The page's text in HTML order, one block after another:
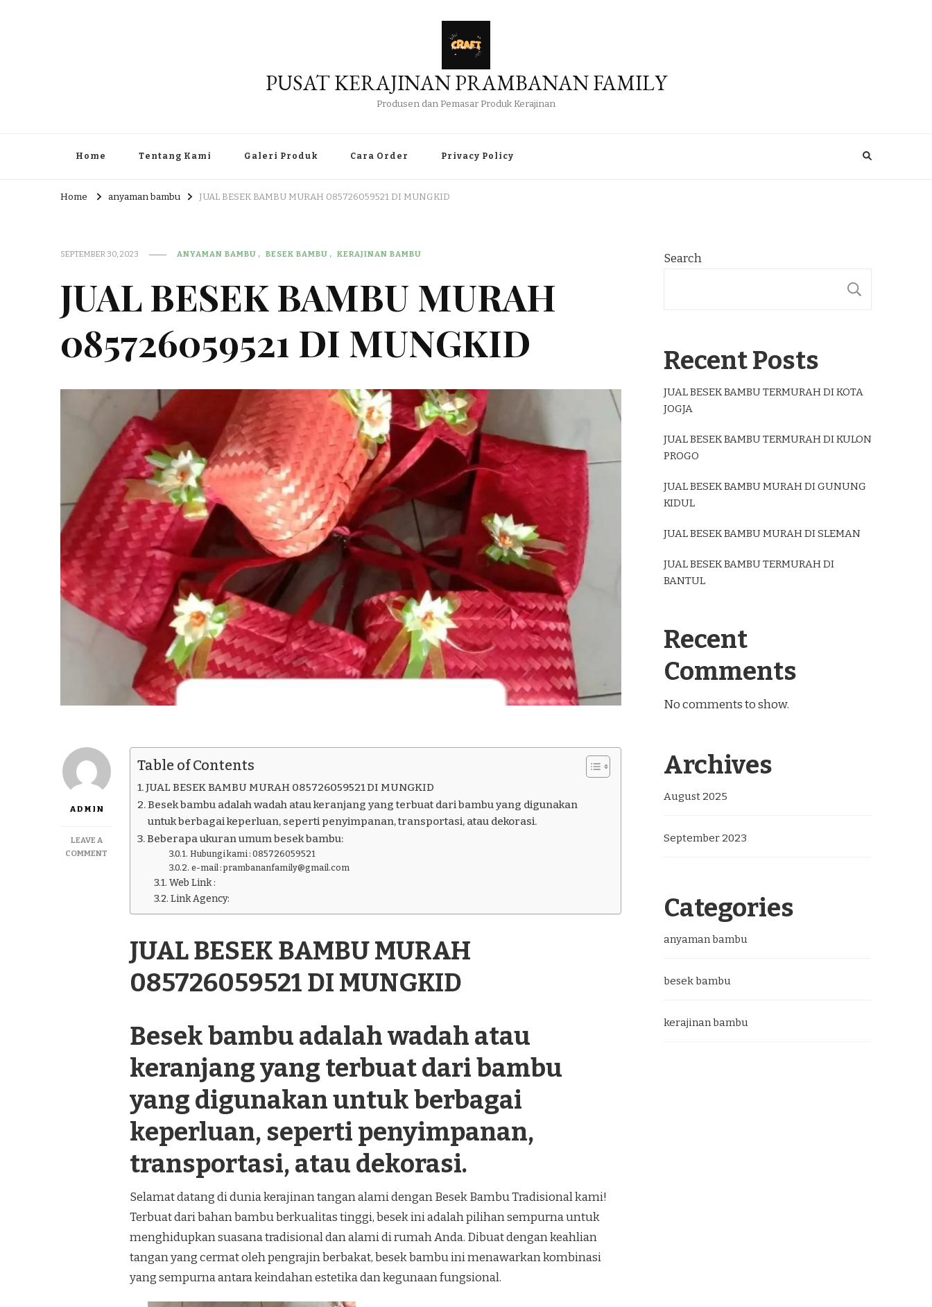
PUSAT KERAJINAN PRAMBANAN FAMILY
Produsen dan Pemasar Produk Kerajinan
Home Tentang Kami Galeri Produk Cara Order Privacy Policy
Home anyaman bambu JUAL BESEK BAMBU MURAH 085726059521 DI MUNGKID
SEPTEMBER 30, 2023 ANYAMAN BAMBU BESEK BAMBU KERAJINAN BAMBU
JUAL BESEK BAMBU MURAH
085726059521 DI MUNGKID
ADMIN
LEAVE A
COMMENT
MUNGKID
Table of Contents
JUAL BESEK BAMBU MURAH 085726059521 DI MUNGKID
Besek bambu adalah wadah atau keranjang yang terbuat dari bambu yang digunakan
untuk berbagai keperluan, seperti penyimpanan, transportasi, atau dekorasi.
Beberapa ukuran umum besek bambu:
Hubungi kami : 085726059521
e-mail : prambananfamily@gmail.com
Web Link :
Link Agency:
JUAL BESEK BAMBU MURAH
085726059521 DI MUNGKID
Besek bambu adalah wadah atau
keranjang yang terbuat dari bambu
yang digunakan untuk berbagai
keperluan, seperti penyimpanan,
transportasi, atau dekorasi.
Selamat datang di dunia kerajinan tangan alami dengan Besek Bambu Tradisional kami!
Terbuat dari bahan bambu berkualitas tinggi, besek ini adalah pilihan sempurna untuk
menghidupkan suasana tradisional dan alami di rumah Anda. Dibuat dengan keahlian
tangan yang cermat oleh pengrajin berbakat, besek bambu ini menawarkan kombinasi
yang sempurna antara keindahan estetika dan kegunaan fungsional.
Search
Recent Posts
JUAL BESEK BAMBU TERMURAH DI KOTA
JOGJA
JUAL BESEK BAMBU TERMURAH DI KULON
PROGO
JUAL BESEK BAMBU MURAH DI GUNUNG
KIDUL
JUAL BESEK BAMBU MURAH DI SLEMAN
JUAL BESEK BAMBU TERMURAH DI
BANTUL
Recent
Comments
No comments to show.
Archives
August 2025
September 2023
Categories
anyaman bambu
besek bambu
kerajinan bambu